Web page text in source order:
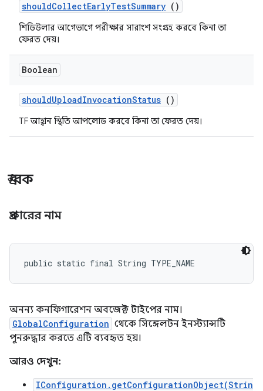
shouldCollectEarlyTestSummary ()
শিডিউলার আগেভাগে পরীক্ষার সারাংশ সংগ্রহ করবে কিনা তা
ফেরত দেয়।
Boolean
shouldUploadInvocationStatus ()
TF আহ্বান স্থিতি আপলোড করবে কিনা তা ফেরত দেয়।
ধ্রুবক
প্রকারের নাম
public static final String TYPE_NAME
অনন্য কনফিগারেশন অবজেক্ট টাইপের নাম।
GlobalConfiguration থেকে সিঙ্গেলটন ইনস্ট্যান্সটি
পুনরুদ্ধার করতে এটি ব্যবহৃত হয়।
আরও দেখুন:
IConfiguration.getConfigurationObject(Strin